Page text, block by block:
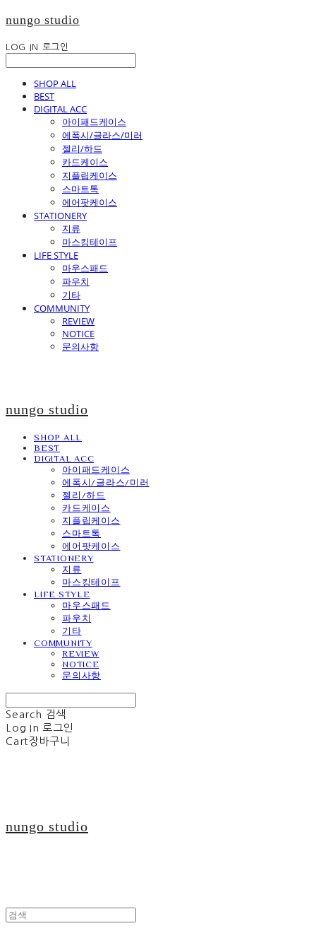
nungo studio
LOG IN 로그인
SHOP ALL
BEST
DIGITAL ACC
아이패드케이스
에폭시/글라스/미러
젤리/하드
카드케이스
지플립케이스
스마트톡
에어팟케이스
STATIONERY
지류
마스킹테이프
LIFE STYLE
마우스패드
파우치
기타
COMMUNITY
REVIEW
NOTICE
문의사항
nungo studio
SHOP ALL
BEST
DIGITAL ACC
아이패드케이스
에폭시/글라스/미러
젤리/하드
카드케이스
지플립케이스
스마트톡
에어팟케이스
STATIONERY
지류
마스킹테이프
LIFE STYLE
마우스패드
파우치
기타
COMMUNITY
REVIEW
NOTICE
문의사항
Search 검색
Log In 로그인
Cart장바구니
nungo studio